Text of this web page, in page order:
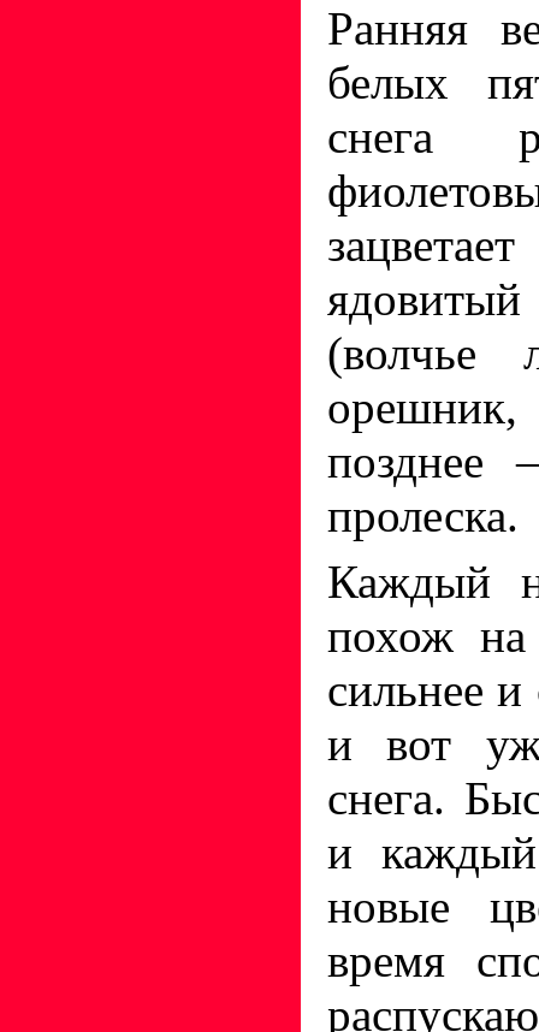
Ранняя
белых
снега
(волчье
позднее
пролеска.
Каждый
похож на
сильнее и
и вот
снега.
и каждый
новые
время